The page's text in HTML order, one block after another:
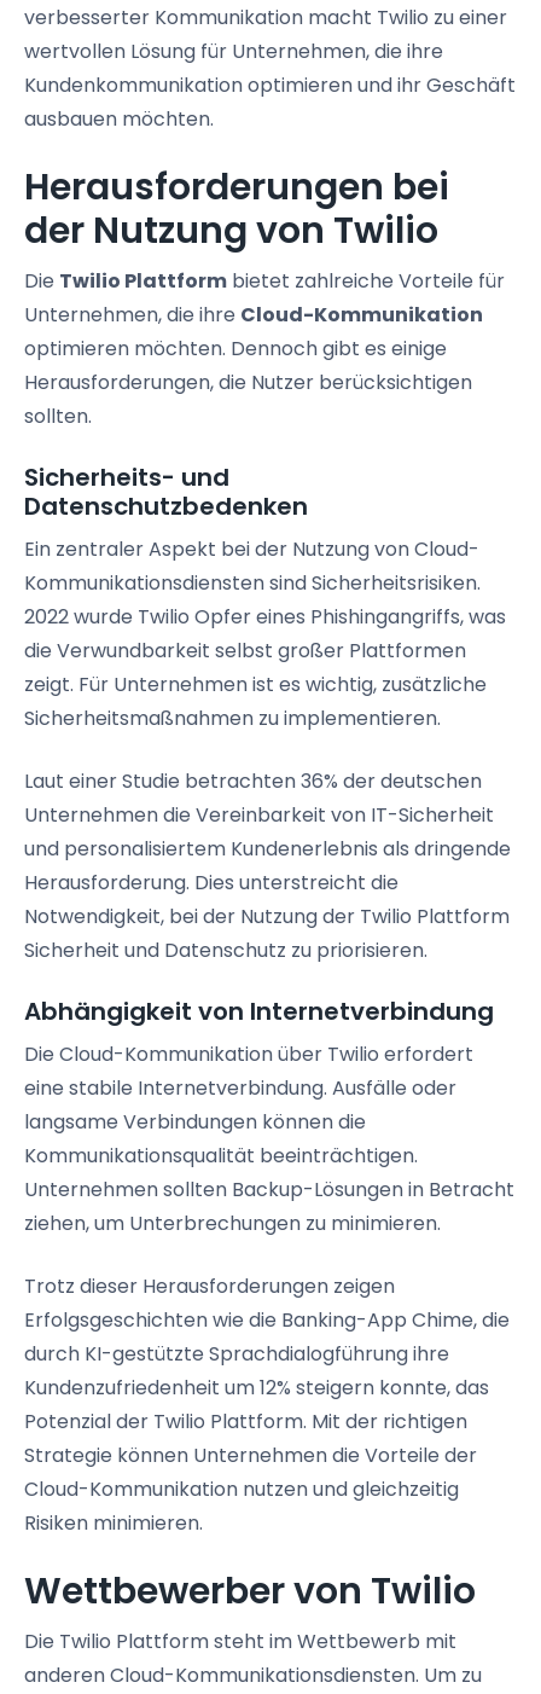
verbesserter Kommunikation macht Twilio zu einer
wertvollen Lösung für Unternehmen, die ihre
Kundenkommunikation optimieren und ihr Geschäft
ausbauen möchten.
Herausforderungen bei
der Nutzung von Twilio
Die Twilio Plattform bietet zahlreiche Vorteile für
Unternehmen, die ihre Cloud-Kommunikation
optimieren möchten. Dennoch gibt es einige
Herausforderungen, die Nutzer berücksichtigen
sollten.
Sicherheits- und
Datenschutzbedenken
Ein zentraler Aspekt bei der Nutzung von Cloud-
Kommunikationsdiensten sind Sicherheitsrisiken.
2022 wurde Twilio Opfer eines Phishingangriffs, was
die Verwundbarkeit selbst großer Plattformen
zeigt. Für Unternehmen ist es wichtig, zusätzliche
Sicherheitsmaßnahmen zu implementieren.
Laut einer Studie betrachten 36% der deutschen
Unternehmen die Vereinbarkeit von IT-Sicherheit
und personalisiertem Kundenerlebnis als dringende
Herausforderung. Dies unterstreicht die
Notwendigkeit, bei der Nutzung der Twilio Plattform
Sicherheit und Datenschutz zu priorisieren.
Abhängigkeit von Internetverbindung
Die Cloud-Kommunikation über Twilio erfordert
eine stabile Internetverbindung. Ausfälle oder
langsame Verbindungen können die
Kommunikationsqualität beeinträchtigen.
Unternehmen sollten Backup-Lösungen in Betracht
ziehen, um Unterbrechungen zu minimieren.
Trotz dieser Herausforderungen zeigen
Erfolgsgeschichten wie die Banking-App Chime, die
durch KI-gestützte Sprachdialogführung ihre
Kundenzufriedenheit um 12% steigern konnte, das
Potenzial der Twilio Plattform. Mit der richtigen
Strategie können Unternehmen die Vorteile der
Cloud-Kommunikation nutzen und gleichzeitig
Risiken minimieren.
Wettbewerber von Twilio
Die Twilio Plattform steht im Wettbewerb mit
anderen Cloud-Kommunikationsdiensten. Um zu